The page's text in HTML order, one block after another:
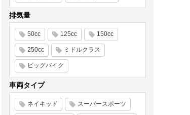
排気量
50cc 125cc 150cc
250cc ミドルクラス
ビッグバイク
車両タイプ
ネイキッド スーパースポーツ